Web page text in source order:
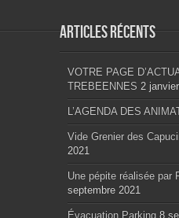
Articles récents
VOTRE PAGE
TREBEENNES 2
L’AGENDA DES
Vide Grenier des
2021
Une pépite réalisée par
septembre 2021
Évacuation Parking 8